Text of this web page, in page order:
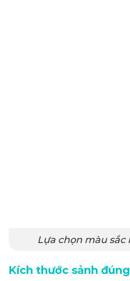
Lựa chọn màu
Kích thước sảnh